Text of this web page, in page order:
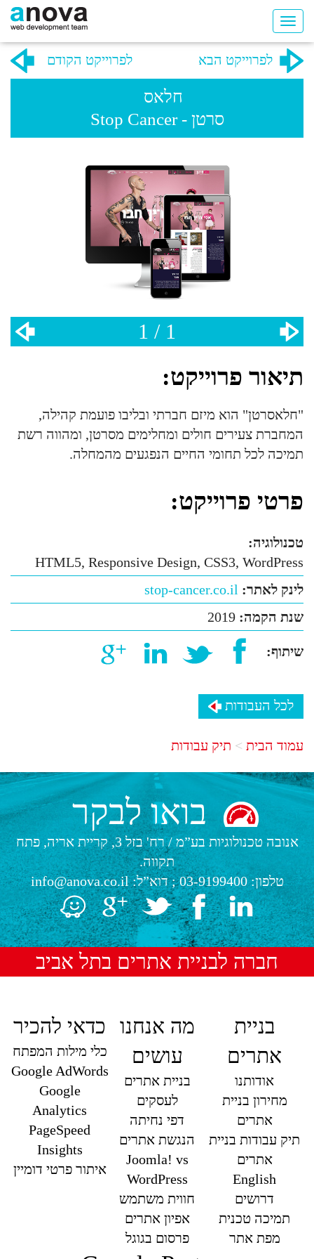
לפרוייקט הקודם לפרוייקט הבא
חלאס
סרטן - Stop Cancer
1 / 1
תיאור פרוייקט:
"חלאסרטן" הוא מיזם חברתי ובליבו פועמת קהילה,
המחברת צעירים חולים ומחלימים מסרטן, ומהווה רשת
תמיכה לכל תחומי החיים הנפגעים מהמחלה.
פרטי פרוייקט:
טכנולוגיה:
HTML5, Responsive Design, CSS3, WordPress
לינק לאתר: stop-cancer.co.il
שנת הקמה: 2019
שיתוף:
לכל העבודות
עמוד הבית תיק עבודות
בואו לבקר
אנובה טכנולוגיות בע”מ/
רח' בזל 3, קריית אריה, פתח
תקווה.
טלפון:03-9199400; דוא”ל:info@anova.co.il
חברה לבניית אתרים בתל אביב
בניית
אתרים
אודותנו
מחירון בניית
אתרים
תיק עבודות בניית
אתרים
English
דרושים
תמיכה טכנית
מפת אתר
מה אנחנו
עושים
בניית אתרים
לעסקים
דפי נחיתה
הנגשת אתרים
Joomla! vs
WordPress
חווית משתמש
אפיון אתרים
פרסום בגוגל
כדאי להכיר
כלי מילות המפתח
Google AdWords
Google
Analytics
PageSpeed
Insights
איתור פרטי דומיין